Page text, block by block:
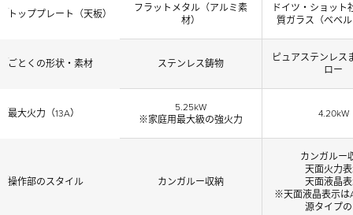
トッププレート（天板）
フラットメタル（アルミ素
材）
ドイツ・ショット
質ガラス（ベベ
ごとくの形状・素材 ステンレス鋳物
ピュアステンレス
ロー
最大火力（13A）
5.25kW
※家庭用最大級の強火力
4.20kW
操作部のスタイル カンガルー収納
カンガルー
天面火力
天面液晶
※天面液晶表示は
源タイプ